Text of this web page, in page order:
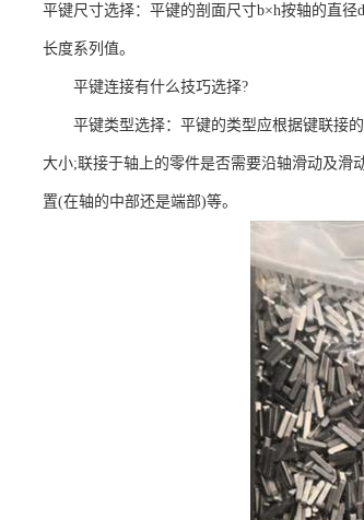
平键尺寸选择：平键的剖面尺寸b×h按轴的直
长度系列值。
平键连接有什么技巧选择?
平键类型选择：平键的类型应根据键联接的
大小;联接于轴上的零件是否需要沿轴滑动及滑
置(在轴的中部还是端部)等。